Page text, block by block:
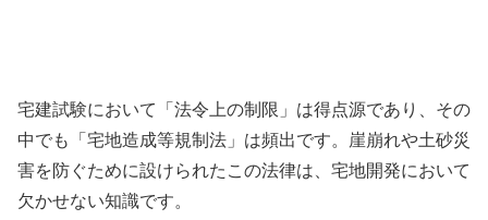
宅建試験において「法令上の制限」は得点源であり、その
中でも「宅地造成等規制法」は頻出です。崖崩れや土砂災
害を防ぐために設けられたこの法律は、宅地開発において
欠かせない知識です。